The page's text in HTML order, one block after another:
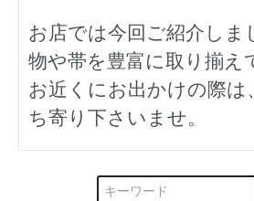
お店では今回ご紹介しま
物や帯を豊富に取り揃え
お近くにお出かけの際は
ち寄り下さいませ。